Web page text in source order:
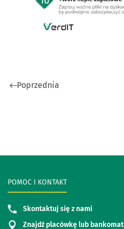
Poprzednia
POMOC I KONTAKT
Skontaktuj się z nami
Znajdź placówkę lub bankomat